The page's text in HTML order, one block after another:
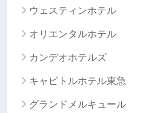
ウェスティンホテル
オリエンタルホテル
カンデオホテルズ
キャピトルホテル東急
グランドメルキュール